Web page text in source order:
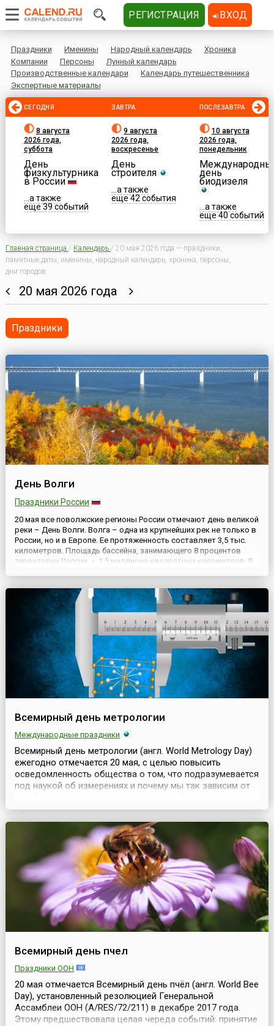
Праздники Именины Народный календарь
Хроника
Компании
Персоны
Лунный календарь
Производственные календари
Календарь путешественника
Экспертные материалы
СЕГОДНЯ
8 августа
2026 года,
суббота
День
физкультурника
в России
...а также
еще 39 событий
ЗАВТРА
9 августа
2026 года,
воскресенье
День
строителя
...а также
еще 42 события
ПОСЛЕЗАВТРА
10 августа
2026 года,
понедельник
день
биодизеля
...а также
еще 40 событий
Главная страница / Календарь / 20 мая 2026 года — праздники,
памятные даты, именины, народный календарь, хроника, персоны,
дни городов
20 мая 2026 года
Праздники
День Волги
Праздники России
20 мая все поволжские регионы России отмечают день великой
реки – День Волги. Волга – одна из крупнейших рек не только в
России, но и в Европе. Ее протяженность составляет 3,5 тыс.
километров. Площадь бассейна, занимающего 8 процентов
территории России, – 1,5 миллиона квадратных километров. В
Всемирный день метрологии
Международные праздники
Всемирный день метрологии (англ. World Metrology Day)
ежегодно отмечается 20 мая, с целью повысить
осведомленность общества о том, что подразумевается
под наукой об измерениях и почему мы так зависим от
аспектов повседневной жизни каждого человека.
Покупая что-то в магазине, используя GPS в машине для
навигации, глотая таблетку, переходя мост ил...
Всемирный день пчел
Праздники ООН
20 мая отмечается Всемирный день пчёл (англ. World Bee
Day), установленный резолюцией Генеральной
Ассамблеи ООН (A/RES/72/211) в декабре 2017 года.
Этому предшествовала целая череда событий: принятие
РЕГИСТРАЦИЯ ВХОД